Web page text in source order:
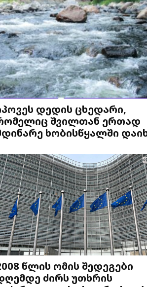
დედის ცხედარი,
შვილთან ერთად
ხობისწყალში
წლის ომის შედეგები
ძირს უთხრის